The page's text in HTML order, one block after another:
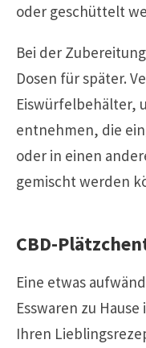
oder geschüttelt
Bei der
Dosen für später.
Eiswürfelbehälter,
entnehmen, die
oder in einen
gemischt werden
CBD-
Eine etwas
Esswaren zu
Ihren